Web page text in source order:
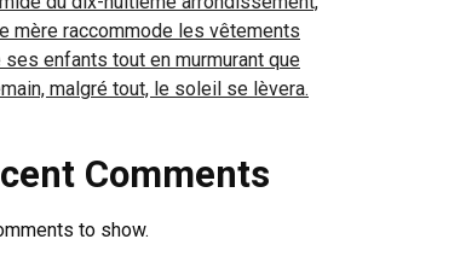
mère raccommode les vêtements
ses enfants tout en murmurant que
malgré tout, le soleil se lèvera.
Comments
to show.